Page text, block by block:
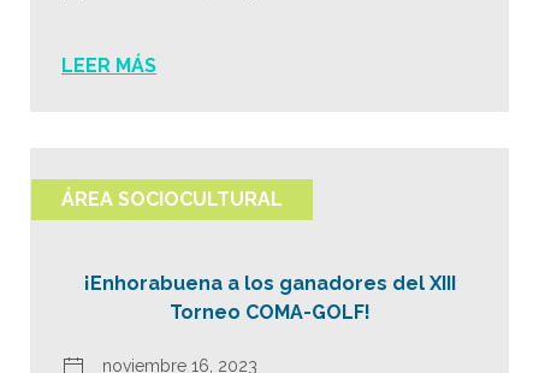
LEER MÁS
ÁREA SOCIOCULTURAL
¡Enhorabuena a los ganadores del XIII
Torneo COMA-GOLF!
noviembre 16, 2023